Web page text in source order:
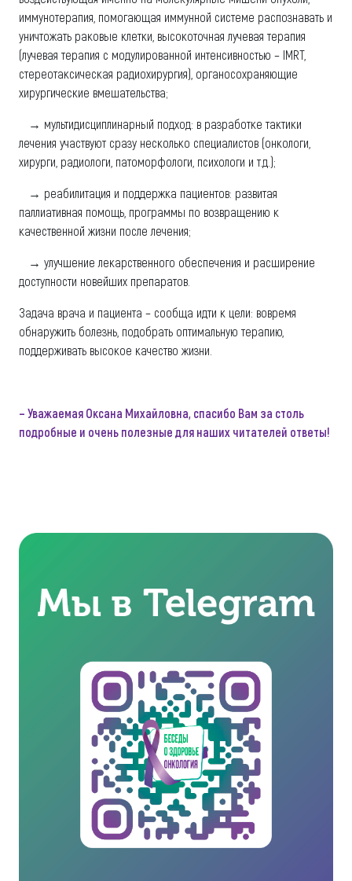
иммунотерапия, помогающая иммунной системе распознавать и
уничтожать раковые клетки, высокоточная лучевая терапия
(лучевая терапия с модулированной интенсивностью – IMRT,
стереотаксическая радиохирургия), органосохраняющие
хирургические вмешательства;
→ мультидисциплинарный подход: в разработке тактики
лечения участвуют сразу несколько специалистов (онкологи,
хирурги, радиологи, патоморфологи, психологи и т.д.);
→ реабилитация и поддержка пациентов: развитая
паллиативная помощь, программы по возвращению к
качественной жизни после лечения;
→ улучшение лекарственного обеспечения и расширение
доступности новейших препаратов.
Задача врача и пациента – сообща идти к цели: вовремя
обнаружить болезнь, подобрать оптимальную терапию,
поддерживать высокое качество жизни.
– Уважаемая Оксана Михайловна, спасибо Вам за столь
подробные и очень полезные для наших читателей ответы!